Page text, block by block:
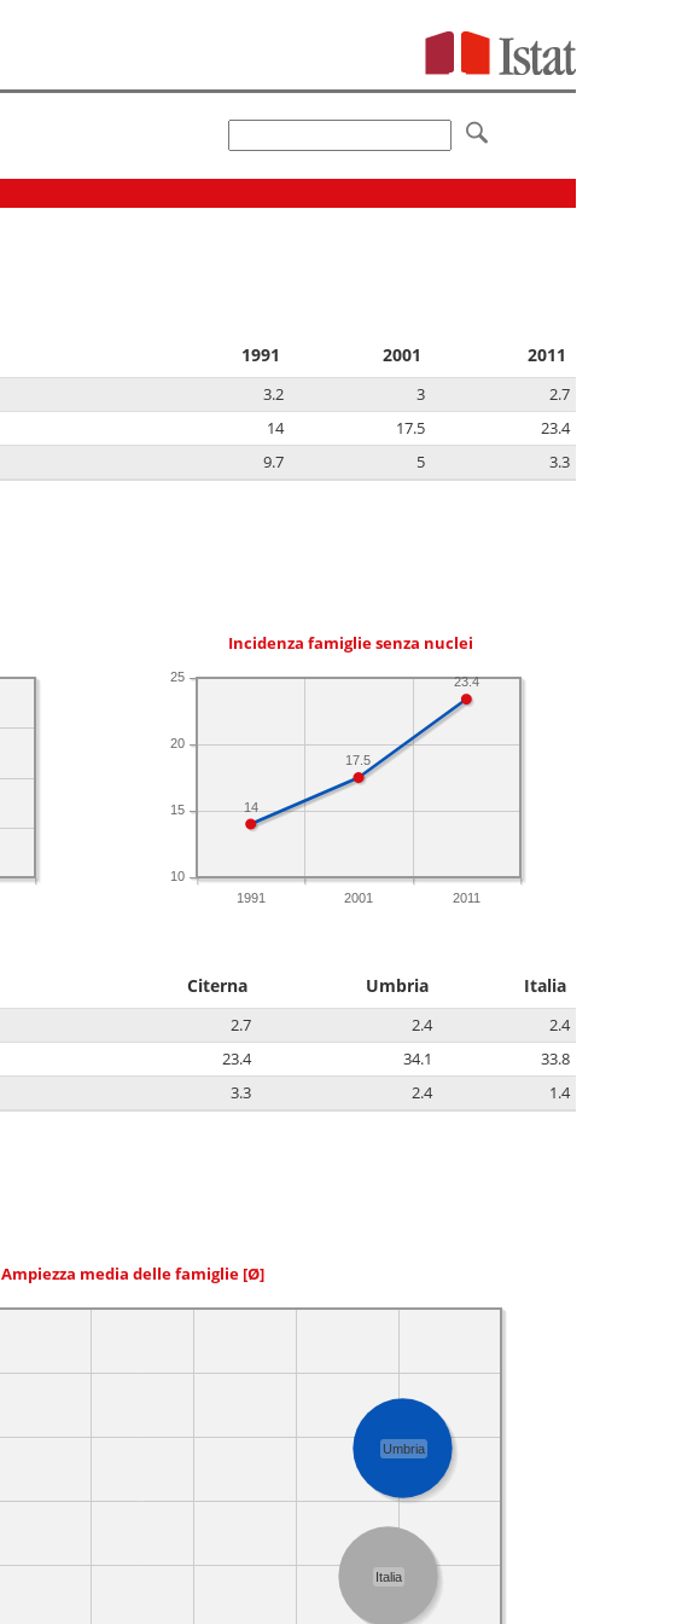
1991 2001 2011
3.2 3
2.7
14 17.5
23.4
9.7 5 3.3
Incidenza famiglie senza nuclei
1991 2001 2011
10
15
20
25 23.4
17.5
14
Citerna Umbria Italia
2.7 2.4
2.4
23.4 34.1
33.8
3.3 2.4 1.4
Ampiezza media delle famiglie [Ø]
Umbria
Italia